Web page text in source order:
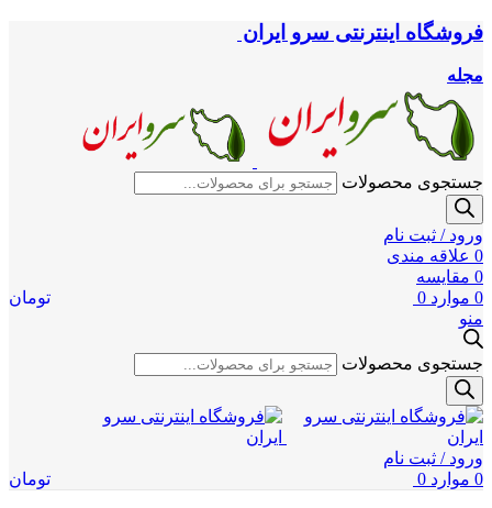
فروشگاه اینترنتی سرو ایران
مجله
جستجوی محصولات
ورود / ثبت نام
0 علاقه مندی
0 مقایسه
0 موارد 0
تومان
منو
جستجوی محصولات
ورود / ثبت نام
0 موارد 0 تومان